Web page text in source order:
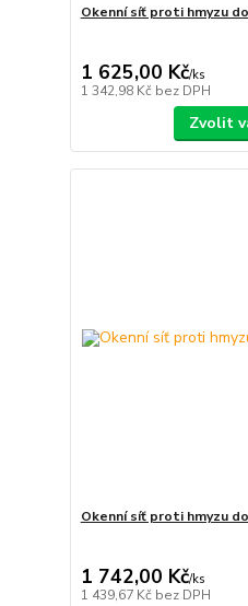
Okenní síť proti hmyzu
1 625,00 Kč/ks
1 342,98 Kč bez DPH
Zvolit
Okenní síť proti hmyzu
1 742,00 Kč/ks
1 439,67 Kč bez DPH